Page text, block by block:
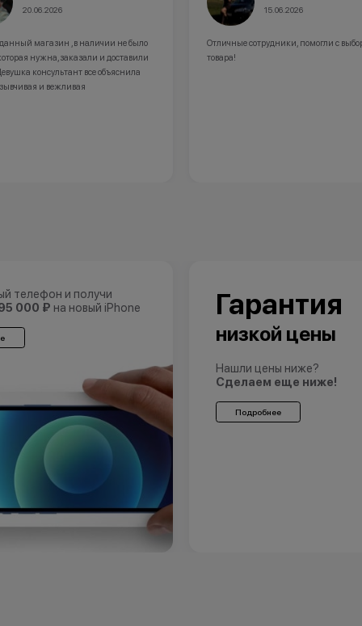
20.06.2026
магазин ,в наличии не было
нужна,заказали и доставили
консультант все объяснила
и вежливая
15.06.2026
Отличные сотрудники, помогли с
товара!
телефон и получи
000 ₽ на новый iPhone Гарантия
низкой цены
Нашли цены ниже?
Сделаем еще ниже!
Подробнее